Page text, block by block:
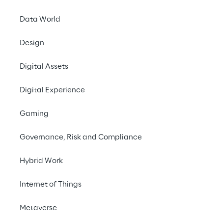
Data World
Design
Digital Assets
Digital Experience
Gaming
Governance, Risk and Compliance
Hybrid Work
Internet of Things
Metaverse